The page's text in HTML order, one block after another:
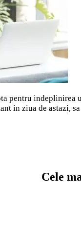
pentru
in ziua de astazi,
Cele